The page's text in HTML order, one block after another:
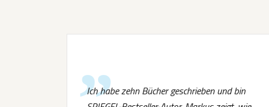
Ich habe zehn Bücher geschrieben und bin